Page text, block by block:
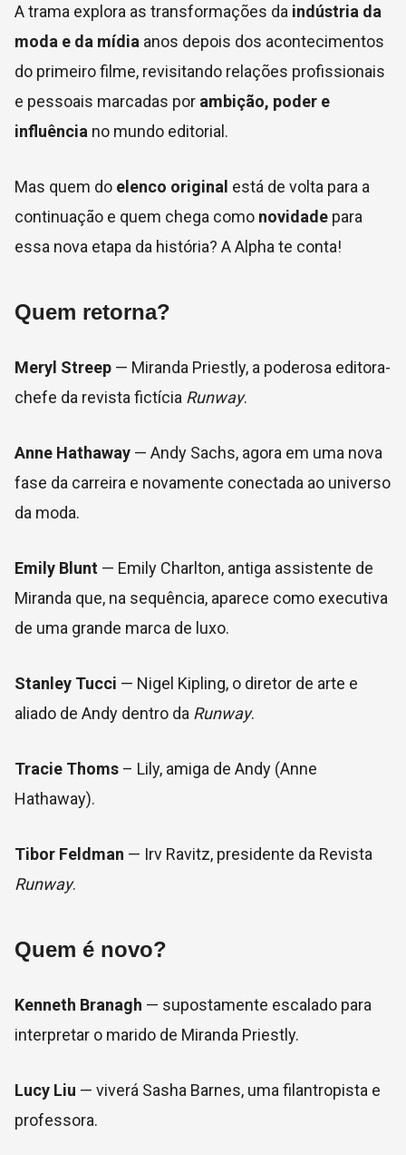
A trama explora as transformações da indústria da
moda e da mídia anos depois dos acontecimentos
do primeiro filme, revisitando relações profissionais
e pessoais marcadas por ambição, poder e
influência no mundo editorial.
Mas quem do elenco original está de volta para a
continuação e quem chega como novidade para
essa nova etapa da história? A Alpha te conta!
Quem retorna?
Meryl Streep — Miranda Priestly, a poderosa editora-
chefe da revista fictícia Runway.
Anne Hathaway — Andy Sachs, agora em uma nova
fase da carreira e novamente conectada ao universo
da moda.
Emily Blunt — Emily Charlton, antiga assistente de
Miranda que, na sequência, aparece como executiva
de uma grande marca de luxo.
Stanley Tucci — Nigel Kipling, o diretor de arte e
aliado de Andy dentro da Runway.
Tracie Thoms – Lily, amiga de Andy (Anne
Hathaway).
Tibor Feldman — Irv Ravitz, presidente da Revista
Runway.
Quem é novo?
Kenneth Branagh — supostamente escalado para
interpretar o marido de Miranda Priestly.
Lucy Liu — viverá Sasha Barnes, uma filantropista e
professora.